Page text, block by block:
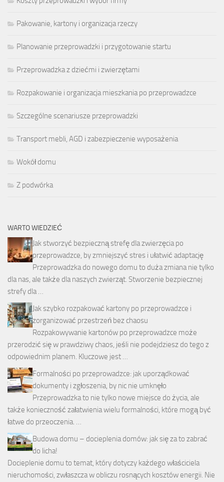
Pakowanie, kartony i organizacja rzeczy
Planowanie przeprowadzki i przygotowanie startu
Przeprowadzka z dziećmi i zwierzętami
Rozpakowanie i organizacja mieszkania po przeprowadzce
Szczególne scenariusze przeprowadzki
Transport mebli, AGD i zabezpieczenie wyposażenia
Wokół domu
Z podwórka
WARTO WIEDZIEĆ
Jak stworzyć bezpieczną strefę dla zwierzęcia po
przeprowadzce, by zmniejszyć stres i ułatwić adaptację
Przeprowadzka do nowego domu to duża zmiana nie tylko
dla nas, ale także dla naszych zwierząt. Stworzenie bezpiecznej
strefy dla …
Jak szybko rozpakować kartony po przeprowadzce i
zorganizować przestrzeń bez chaosu
Rozpakowywanie kartonów po przeprowadzce może
przerodzić się w prawdziwy chaos, jeśli nie podejdziesz do tego z
odpowiednim planem. Kluczowe jest …
Formalności po przeprowadzce: jak uporządkować
dokumenty i zgłoszenia, by nic nie umknęło
Przeprowadzka to nie tylko nowe miejsce do życia, ale
także konieczność załatwienia wielu formalności, które mogą być
łatwe do przeoczenia. …
Budowa domu – docieplenia domów: jak się za to zabrać
do licha!
Docieplenie domu to temat, który dotyczy każdego właściciela
nieruchomości, zwłaszcza w obliczu rosnących kosztów energii. Nie